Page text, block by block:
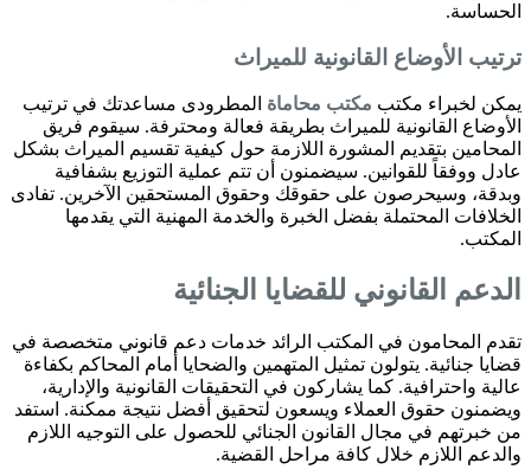
الحساسة.
ترتيب الأوضاع القانونية للميراث
يمكن لخبراء مكتب مكتب محاماة المطرودى مساعدتك في ترتيب
الأوضاع القانونية للميراث بطريقة فعالة ومحترفة. سيقوم فريق
المحامين بتقديم المشورة اللازمة حول كيفية تقسيم الميراث بشكل
عادل ووفقاً للقوانين. سيضمنون أن تتم عملية التوزيع بشفافية
وبدقة، وسيحرصون على حقوقك وحقوق المستحقين الآخرين. تفادى
الخلافات المحتملة بفضل الخبرة والخدمة المهنية التي يقدمها
المكتب.
الدعم القانوني للقضايا الجنائية
تقدم المحامون في المكتب الرائد خدمات دعم قانوني متخصصة في
قضايا جنائية. يتولون تمثيل المتهمين والضحايا أمام المحاكم بكفاءة
عالية واحترافية. كما يشاركون في التحقيقات القانونية والإدارية،
ويضمنون حقوق العملاء ويسعون لتحقيق أفضل نتيجة ممكنة. استفد
من خبرتهم في مجال القانون الجنائي للحصول على التوجيه اللازم
والدعم اللازم خلال كافة مراحل القضية.